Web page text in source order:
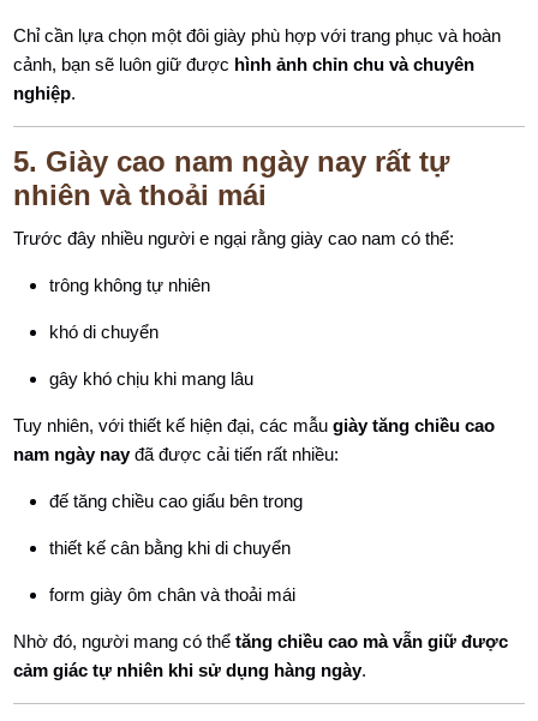
Chỉ cần lựa chọn một đôi giày phù hợp với trang phục và hoàn
cảnh, bạn sẽ luôn giữ được hình ảnh chỉn chu và chuyên
nghiệp.
5. Giày cao nam ngày nay rất tự
nhiên và thoải mái
Trước đây nhiều người e ngại rằng giày cao nam có thể:
trông không tự nhiên
khó di chuyển
gây khó chịu khi mang lâu
Tuy nhiên, với thiết kế hiện đại, các mẫugiày tăng chiều cao
nam ngày nayđã được cải tiến rất nhiều:
đế tăng chiều cao giấu bên trong
thiết kế cân bằng khi di chuyển
form giày ôm chân và thoải mái
Nhờ đó, người mang có thểtăng chiều cao mà vẫn giữ được
cảm giác tự nhiên khi sử dụng hàng ngày.